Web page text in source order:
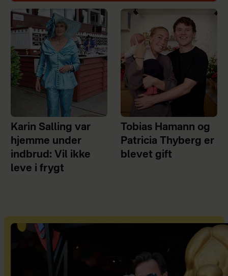
Karin Salling var
hjemme under
indbrud: Vil ikke
leve i frygt
Tobias Hamann og
Patricia Thyberg er
blevet gift